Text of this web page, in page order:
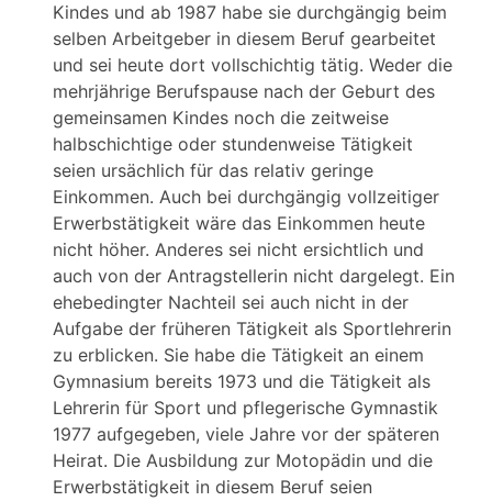
Kindes und ab 1987 habe sie durchgängig beim
selben Arbeitgeber in diesem Beruf gearbeitet
und sei heute dort vollschichtig tätig. Weder die
mehrjährige Berufspause nach der Geburt des
gemeinsamen Kindes noch die zeitweise
halbschichtige oder stundenweise Tätigkeit
seien ursächlich für das relativ geringe
Einkommen. Auch bei durchgängig vollzeitiger
Erwerbstätigkeit wäre das Einkommen heute
nicht höher. Anderes sei nicht ersichtlich und
auch von der Antragstellerin nicht dargelegt. Ein
ehebedingter Nachteil sei auch nicht in der
Aufgabe der früheren Tätigkeit als Sportlehrerin
zu erblicken. Sie habe die Tätigkeit an einem
Gymnasium bereits 1973 und die Tätigkeit als
Lehrerin für Sport und pflegerische Gymnastik
1977 aufgegeben, viele Jahre vor der späteren
Heirat. Die Ausbildung zur Motopädin und die
Erwerbstätigkeit in diesem Beruf seien